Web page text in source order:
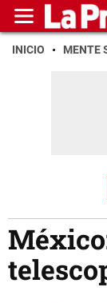
INICIO MENTE